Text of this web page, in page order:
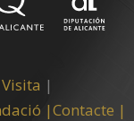
|
|Contacte |